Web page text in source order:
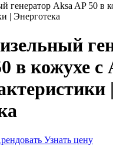
генератор Aksa AP 50 в
| Энерготека
в кожухе
|
Узнать цену